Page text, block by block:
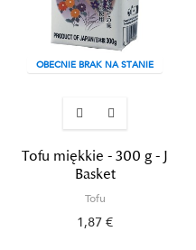
OBECNIE BRAK NA STANIE
Tofu miękkie - 300 g - J
Basket
Tofu
1,87 €